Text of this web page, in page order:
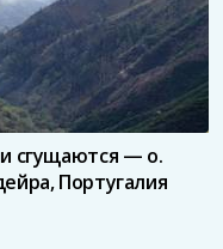
сгущаются — о.
Португалия